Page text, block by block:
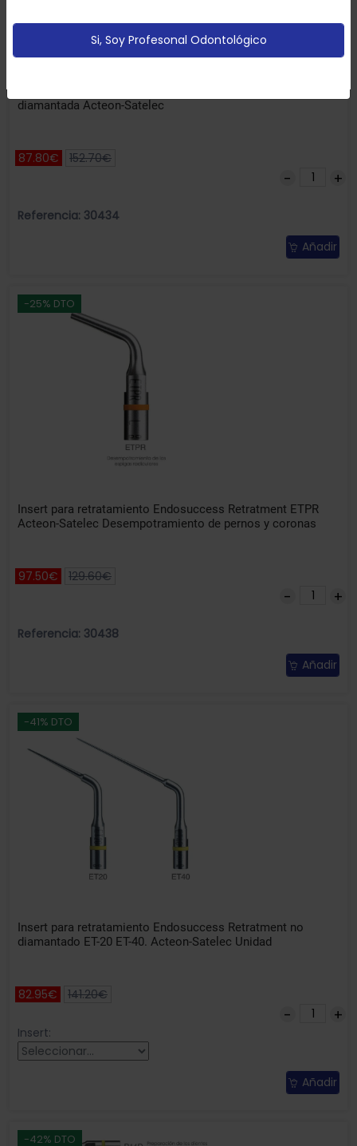
diamantada Acteon-Satelec
87.80€ 152.70€
Referencia: 30434
Añadir
-25% DTO
Insert para retratamiento Endosuccess Retratment ETPR
Acteon-Satelec Desempotramiento de pernos y coronas
97.50€ 129.60€
Referencia: 30438
Añadir
-41% DTO
Insert para retratamiento Endosuccess Retratment no
diamantado ET-20 ET-40. Acteon-Satelec Unidad
82.95€ 141.20€
Insert:
Añadir
-42% DTO
páginas vistitadas).Política de cookies
Si, Soy Profesonal Odontológico